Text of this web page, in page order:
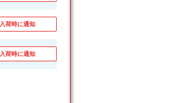
入荷時に通知
入荷時に通知